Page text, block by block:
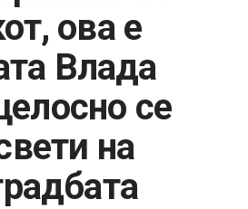
oва е
Влада
се
на